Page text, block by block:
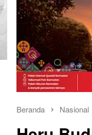
Beranda Nasional